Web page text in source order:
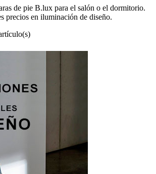
de pie B.lux para el salón o el dormitorio.
precios en iluminación de diseño.